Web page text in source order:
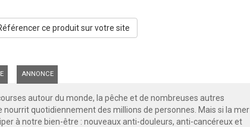
ce produit sur votre site
ANNONCE
autour du monde, la pêche et de nombreuses autres
quotidiennement des millions de personnes. Mais si la mer
à notre bien-être : nouveaux anti-douleurs, anti-cancéreux et